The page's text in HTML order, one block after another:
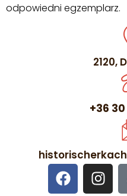
odpowiedni egzemplarz.
2120,
+36